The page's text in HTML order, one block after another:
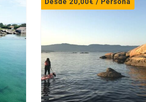
Excursiones para colegios en
Descenso río Umia en kayak
Excursiones para colegios en
Yincana acuática
Senderismo